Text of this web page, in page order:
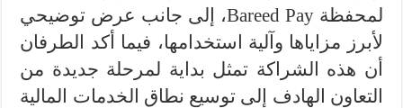
لمحفظة Bareed Pay، إلى جانب عرض توضيحي
لأبرز مزاياها وآلية استخدامها، فيما أكد الطرفان
أن هذه الشراكة تمثل بداية لمرحلة جديدة من
التعاون الهادف إلى توسيع نطاق الخدمات المالية